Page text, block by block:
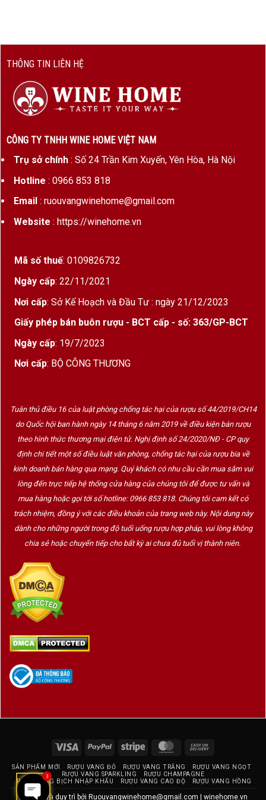
Xuất xứ
Mercurey Premier Cru – Côte
Vườn nho
độc quyền bởi Château de
Chamirey
Cấp phân
Premier Cru
tiêu biểu
cồn
cách làm
rượu
công, ủ thùng gỗ sồi 12–16 tháng
Hương Vị & Cấu Trúc Rượu Vang Pháp Château de
Màu sắc
Vị rượu: Cấu trúc chắc chắn, tannin mịn, acid
cân bằng, kết thúc dài với dư vị khoáng chất
nhẹ
Cảm nhận tổng thể : Một chai
Pinot Noir cổ
điển nhưng có độ đậm và độ phức tạp vượt
kỳ vọng từ Mercurey
– hoàn hảo cho người
yêu vang thích chiều sâu và phong cách
Burgundy rõ nét.
Về Château de Chamirey & Vườn Clos des Ruelles
Château de Chamirey thuộc sở hữu gia đình
Devillard
nâng tầm rượu vang Mercurey
được rào kín và độc quyền sở hữu
Thổ nhưỡng đất sét đỏ trên nền đá vôi giúp
giữ được nét tươi và khoáng
Tại Sao Nên Chọn Vang Từ Mercurey?
THÔNG TIN LIÊN HỆ
CÔNG TY TNHH WINE HOME VIỆT NAM
Trụ sở chính: Số 24 Trần Kim Xuyến, Yên Hòa, Hà Nội
Hotline : 0966 853 818
Email : ruouvangwinehome@gmail.com
Website : https://winehome.vn
Mã số thuế: 0109826732
Ngày cấp: 22/11/2021
Nơi cấp: Sở Kế Hoạch và Đầu Tư : ngày 21/12/2023
Giấy phép bán buôn rượu - BCT cấp - số: 363/GP-BCT
Ngày cấp: 19/7/2023
Nơi cấp: BỘ CÔNG THƯƠNG
Tuân thủ điều 16 của luật phòng chống tác hại của rượu số 44/2019/CH14
do Quốc hội ban hành ngày 14 tháng 6 năm 2019 về điều kiện bán rượu
theo hình thức thương mại điện tử. Nghị định số 24/2020/NĐ - CP quy
định chi tiết một số điều luật văn phòng, chống tác hại của rượu bia về
kinh doanh bán hàng qua mạng. Quý khách có nhu cầu cần mua sắm vui
lòng đến trực tiếp hệ thống cửa hàng của chúng tôi để được tư vấn và
mua hàng hoặc gọi tới số hotline: 0966 853 818. Chúng tôi cam kết có
trách nhiệm, đồng ý với các điều khoản của trang web này. Nội dung này
dành cho những người trong độ tuổi uống rượu hợp pháp, vui lòng không
chia sẻ hoặc chuyển tiếp cho bất kỳ ai chưa đủ tuổi vị thành niên.
Visa PayPal Stripe MasterCard
Delivery
SẢN PHẨM MỚI RƯỢU VANG ĐỎ RƯỢU VANG TRẮNG
RƯỢU VANG NGỌT
RƯỢU VANG SPARKLING
RƯỢU CHAMPAGNE
RƯỢU VANG BỊCH NHẬP KHẨU
RƯỢU VANG CAO ĐỘ RƯỢU VANG HỒNG
Thiết kế và duy trì bởi Ruouvangwinehome@gmail.com | winehome.vn
3